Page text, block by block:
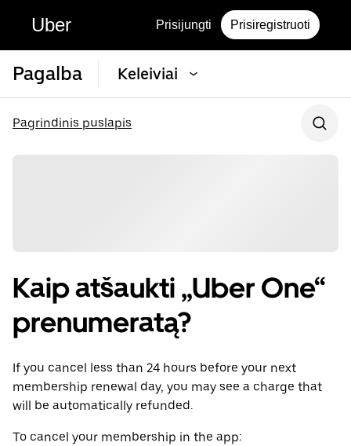
Uber Prisijungti Prisiregistruoti
Pagalba Keleiviai
Pagrindinis puslapis
Kaip atšaukti „Uber One“
prenumeratą?
If you cancel less than 24 hours before your next
membership renewal day, you may see a charge that
will be automatically refunded.
To cancel your membership in the app: